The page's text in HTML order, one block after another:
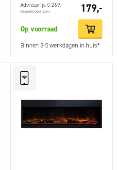
Adviesprijs € 269,-
Bepaald door Livn 179,-
Op voorraad
Binnen 3-5 werkdagen in huis*